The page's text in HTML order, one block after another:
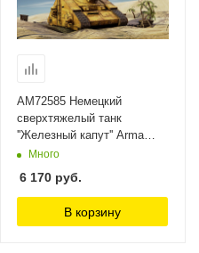
AM72585 Немецкий
сверхтяжелый танк
''Железный капут'' Arma
Models, 1/72
Много
6 170 руб.
В корзину